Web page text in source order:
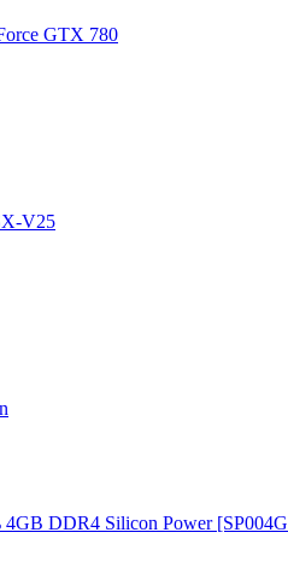
GTX 780
V25
DDR4 Silicon Power